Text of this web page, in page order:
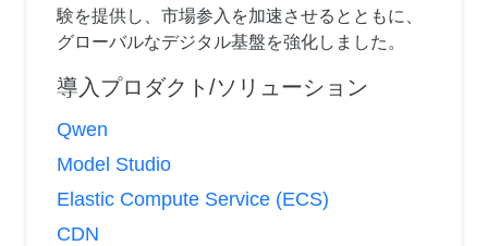
験を提供し、市場参入を加速させるとともに、
グローバルなデジタル基盤を強化しました。
導入プロダクト/ソリューション
Qwen
Model Studio
Elastic Compute Service (ECS)
CDN